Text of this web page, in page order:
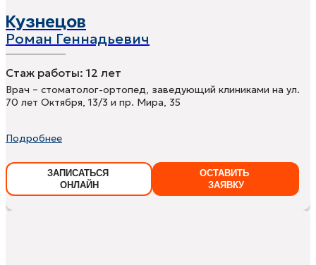
Кузнецов
Роман Геннадьевич
Стаж работы: 12 лет
Врач – стоматолог-ортопед, заведующий клиниками на ул.
70 лет Октября, 13/3 и пр. Мира, 35
Подробнее
ЗАПИСАТЬСЯ
ОНЛАЙН
ОСТАВИТЬ
ЗАЯВКУ